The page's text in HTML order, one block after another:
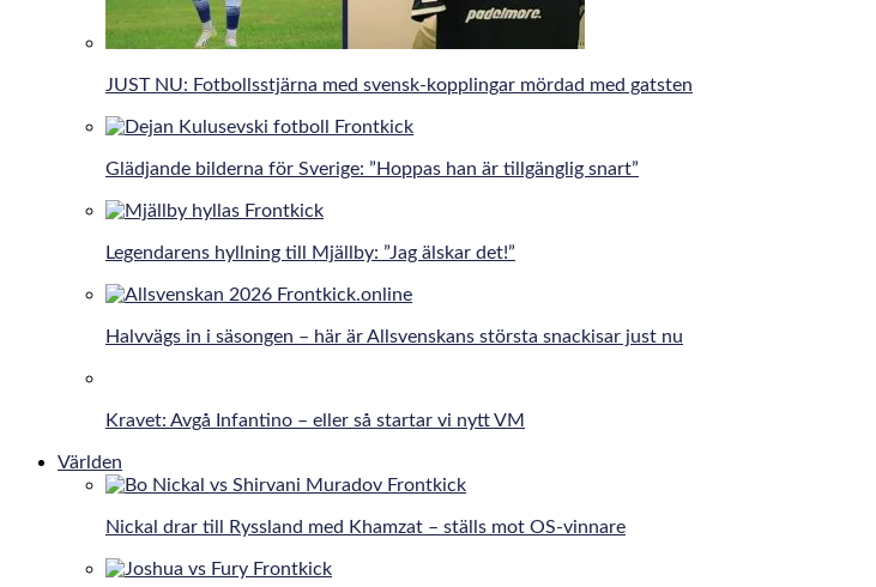
JUST NU: Fotbollsstjärna med svensk-kopplingar mördad med gatsten
Glädjande bilderna för Sverige: ”Hoppas han är tillgänglig snart”
Legendarens hyllning till Mjällby: ”Jag älskar det!”
Halvvägs in i säsongen – här är Allsvenskans största snackisar just nu
Kravet: Avgå Infantino – eller så startar vi nytt VM
Världen
Nickal drar till Ryssland med Khamzat – ställs mot OS-vinnare